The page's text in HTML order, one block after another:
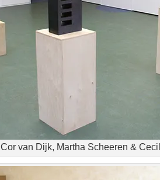
Cor van Dijk, Martha Scheeren &